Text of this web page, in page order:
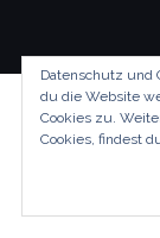
Datenschutz und
du die Website
Cookies zu.
Cookies, findest